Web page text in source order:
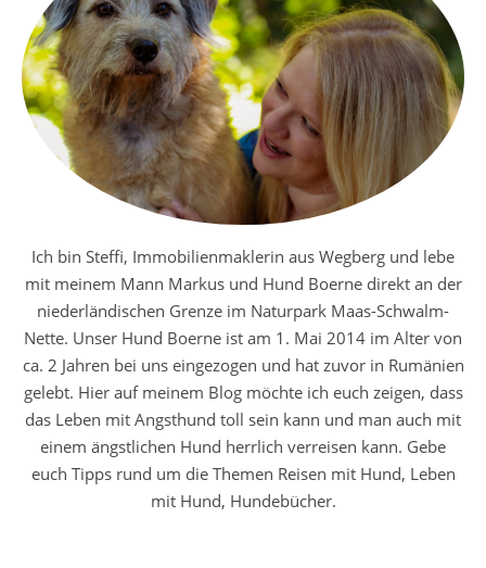
Ich bin Steffi, Immobilienmaklerin aus Wegberg und lebe
mit meinem Mann Markus und Hund Boerne direkt an der
niederländischen Grenze im Naturpark Maas-Schwalm-
Nette. Unser Hund Boerne ist am 1. Mai 2014 im Alter von
ca. 2 Jahren bei uns eingezogen und hat zuvor in Rumänien
gelebt. Hier auf meinem Blog möchte ich euch zeigen, dass
das Leben mit Angsthund toll sein kann und man auch mit
einem ängstlichen Hund herrlich verreisen kann. Gebe
euch Tipps rund um die Themen Reisen mit Hund, Leben
mit Hund, Hundebücher.